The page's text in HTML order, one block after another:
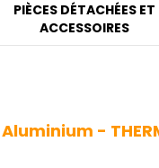
PIÈCES DÉTACHÉES ET
ACCESSOIRES
-